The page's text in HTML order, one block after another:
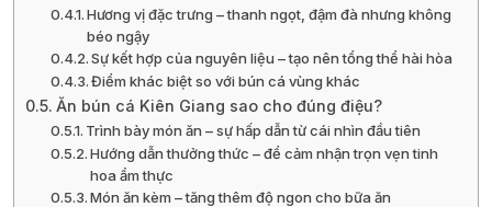
Hương vị đặc trưng – thanh ngọt, đậm đà nhưng không
béo ngậy
Sự kết hợp của nguyên liệu – tạo nên tổng thể hài hòa
Điểm khác biệt so với bún cá vùng khác
Ăn bún cá Kiên Giang sao cho đúng điệu?
Trình bày món ăn – sự hấp dẫn từ cái nhìn đầu tiên
Hướng dẫn thưởng thức – để cảm nhận trọn vẹn tinh
hoa ẩm thực
Món ăn kèm – tăng thêm độ ngon cho bữa ăn